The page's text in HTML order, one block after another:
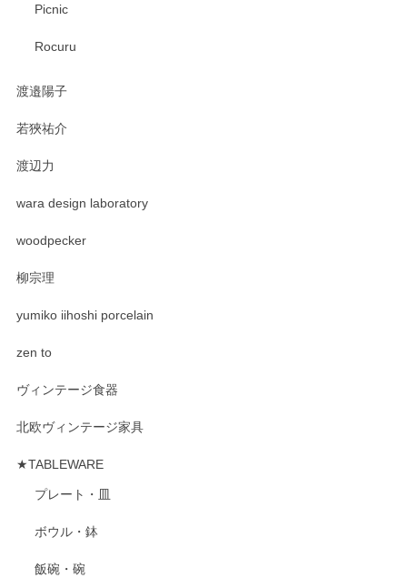
Picnic
Rocuru
渡邉陽子
若狹祐介
渡辺力
wara design laboratory
woodpecker
柳宗理
yumiko iihoshi porcelain
zen to
ヴィンテージ食器
北欧ヴィンテージ家具
★TABLEWARE
プレート・皿
ボウル・鉢
飯碗・碗